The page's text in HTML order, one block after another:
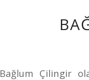
Bağlum Çilingir